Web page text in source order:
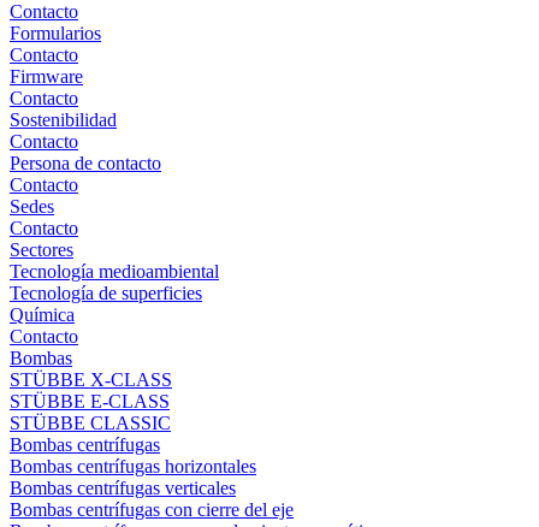
Contacto
Formularios
Contacto
Firmware
Contacto
Sostenibilidad
Contacto
Persona de contacto
Contacto
Sedes
Contacto
Sectores
Tecnología medioambiental
Tecnología de superficies
Química
Contacto
Bombas
STÜBBE X-CLASS
STÜBBE E-CLASS
STÜBBE CLASSIC
Bombas centrífugas
Bombas centrífugas horizontales
Bombas centrífugas verticales
Bombas centrífugas con cierre del eje